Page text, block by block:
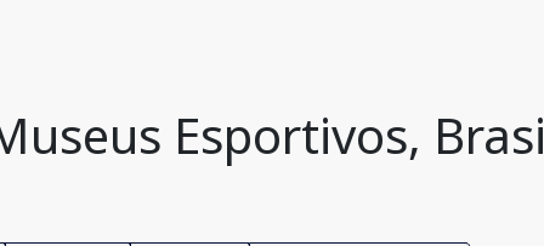
Esportivos,